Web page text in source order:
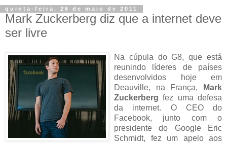
quinta-feira, 26 de maio de 2011
Mark Zuckerberg diz que a internet deve
ser livre
Na cúpula do G8, que está
reunindo líderes de países
desenvolvidos hoje em
Deauville, na França,
Mark
Zuckerberg fez uma defesa
da internet. O CEO do
Facebook, junto com o
presidente do Google Eric
Schmidt, fez um apelo aos